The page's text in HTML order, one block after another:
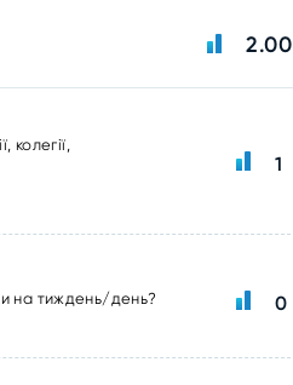
2.00
колегії,
1
на тиждень/день? 0